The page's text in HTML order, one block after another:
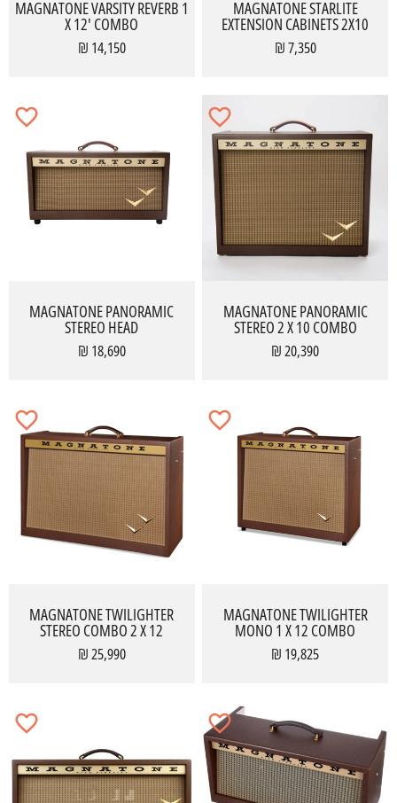
MAGNATONE STARLITE
EXTENSION CABINETS 2X10
7,350 ₪
MAGNATONE VARSITY REVERB 1
X 12' COMBO
14,150 ₪
MAGNATONE PANORAMIC
STEREO 2 X 10 COMBO
20,390 ₪
MAGNATONE PANORAMIC
STEREO HEAD
18,690 ₪
MAGNATONE TWILIGHTER
MONO 1 X 12 COMBO
19,825 ₪
MAGNATONE TWILIGHTER
STEREO COMBO 2 X 12
25,990 ₪